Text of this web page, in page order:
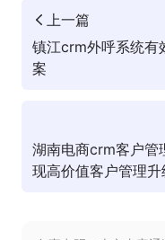
上一篇
镇江crm外呼系统有
案
湖南电商crm客户管
现高价值客户管理升